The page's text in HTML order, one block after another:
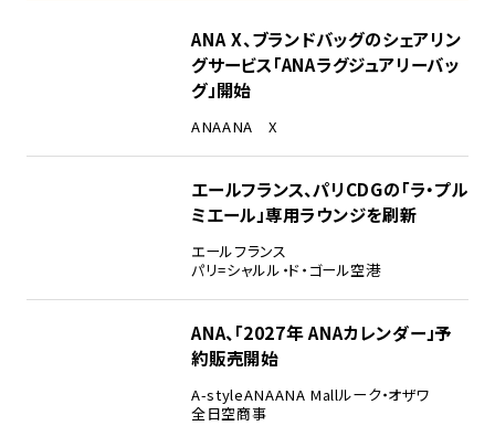
ANA X、ブランドバッグのシェアリン
グサービス「ANAラグジュアリーバッ
グ」開始
ANAANA X
エールフランス、パリCDGの「ラ・プル
ミエール」専用ラウンジを刷新
エールフランス
パリ=シャルル・ド・ゴール空港
ANA、「2027年 ANAカレンダー」予
約販売開始
A-styleANAANA Mallルーク・オザワ
全日空商事